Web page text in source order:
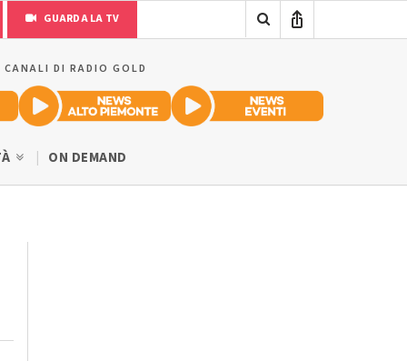
GUARDA LA TV
DI RADIO GOLD
ON DEMAND